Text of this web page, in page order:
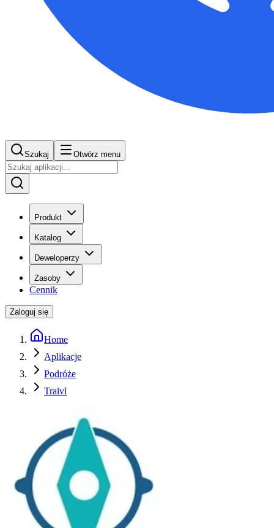
Szukaj Otwórz menu
Produkt
Katalog
Deweloperzy
Zasoby
Cennik
Zaloguj się
Home
Aplikacje
Podróże
Traivl